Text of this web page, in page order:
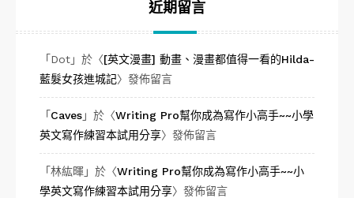
近期留言
「 Dot」於〈[英文漫畫] 動畫、漫畫都值得一看的Hilda-
藍髮女孩進城記〉發佈留言
「 Caves」於〈Writing Pro幫你成為寫作小高手~~小學
英文寫作練習本試用分享〉發佈留言
「林紘暉 」於〈Writing Pro幫你成為寫作小高手~~小
學英文寫作練習本試用分享〉發佈留言